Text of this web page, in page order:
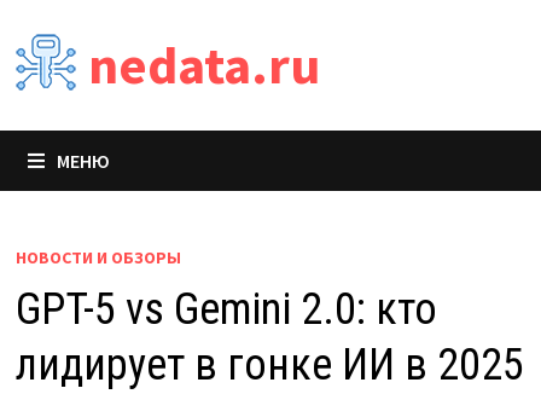
содержимомуnedata.ru
МЕНЮ
НОВОСТИ И ОБЗОРЫ
GPT-5 vs Gemini 2.0: кто
лидирует в гонке ИИ в 2025